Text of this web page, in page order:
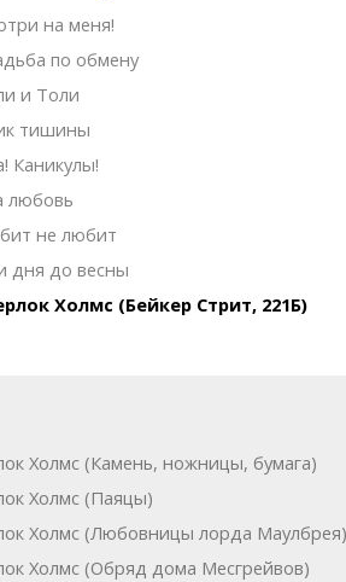
на меня!
по обмену
и Толи
тишины
Каникулы!
любовь
не любит
дня до весны
Холмс (Бейкер Стрит, 221Б)
Холмс (Камень, ножницы, бумага)
Холмс (Паяцы)
Холмс (Любовницы лорда
Холмс (Обряд дома Месгрейвов)